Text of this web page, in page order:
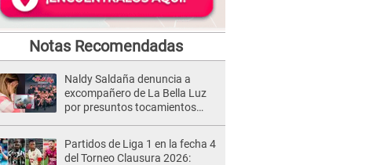
Notas Recomendadas
Naldy Saldaña denuncia a
excompañero de La Bella Luz
por presuntos tocamientos
Partidos de Liga 1 en la fecha 4
del Torneo Clausura 2026: